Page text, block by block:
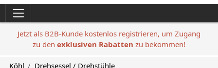
Jetzt als B2B-Kunde kostenlos registrieren, um Zugang
zu den exklusiven Rabatten zu bekommen!
Köhl
Drehsessel / Drehstühle